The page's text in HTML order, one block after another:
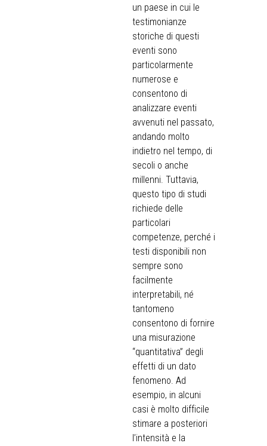
un paese in cui le
testimonianze
storiche di questi
eventi sono
particolarmente
numerose e
consentono di
analizzare eventi
avvenuti nel passato,
andando molto
indietro nel tempo, di
secoli o anche
millenni. Tuttavia,
questo tipo di studi
richiede delle
particolari
competenze, perché i
testi disponibili non
sempre sono
facilmente
interpretabili, né
tantomeno
consentono di fornire
una misurazione
“quantitativa” degli
effetti di un dato
fenomeno. Ad
esempio, in alcuni
casi è molto difficile
stimare a posteriori
l’intensità e la